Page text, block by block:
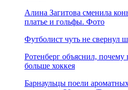
Алина Загитова сменила
платье и гольфы. Фото
Футболист чуть не свернул
Ротенберг объяснил,
больше хоккея
Барнаульцы поели